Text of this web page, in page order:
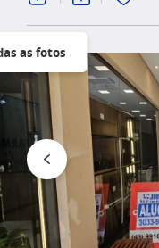
as fotos